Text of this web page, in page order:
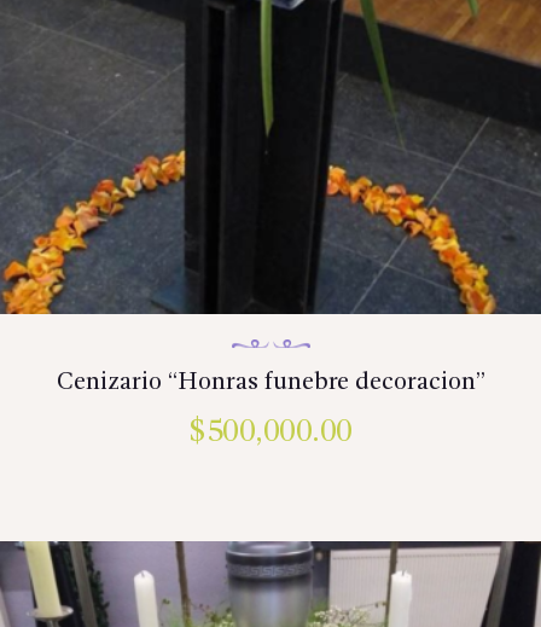
Cenizario “Honras funebre decoracion”
$500,000.00